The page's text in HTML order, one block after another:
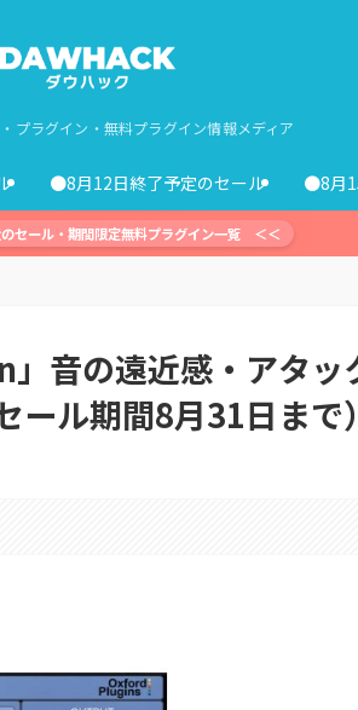
プラグイン・無料プラグイン情報メディア
●8月12日終了予定のセール ●8月
セール・期間限定無料プラグイン一覧 ＜＜
音の遠近感・アタッ
ール期間8月31日まで